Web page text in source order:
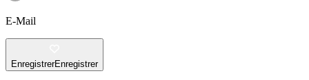
E-Mail
EnregistrerEnregistrer